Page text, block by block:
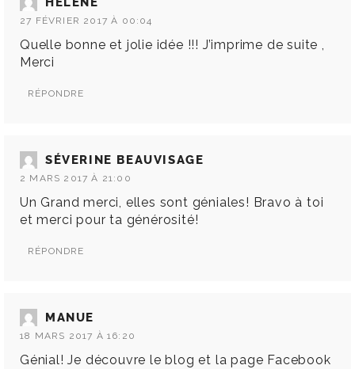
27 FÉVRIER 2017 À 00:04
Quelle bonne et jolie idée !!! J’imprime de suite ,
Merci
RÉPONDRE
SÉVERINE BEAUVISAGE
2 MARS 2017 À 21:00
Un Grand merci, elles sont géniales! Bravo à toi
et merci pour ta générosité!
RÉPONDRE
MANUE
18 MARS 2017 À 16:20
Génial! Je découvre le blog et la page Facebook